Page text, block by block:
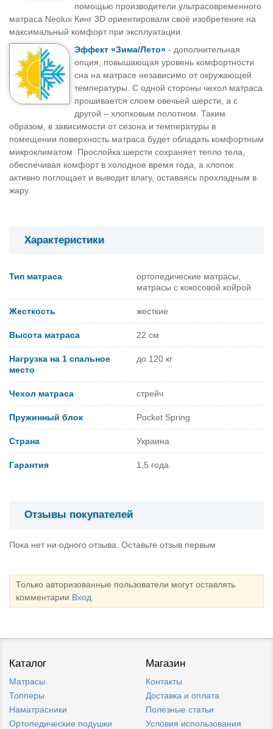
помощью производители ультрасовременного
матраса Neolux Кинг 3D ориентировали своё изобретение на
максимальный комфорт при эксплуатации.
Эффект «Зима/Лето» - дополнительная
опция, повышающая уровень комфортности
сна на матрасе независимо от окружающей
температуры. С одной стороны чехол матраса
прошивается слоем овечьей шерсти, а с
другой – хлопковым полотном. Таким
образом, в зависимости от сезона и температуры в
помещении поверхность матраса будет обладать комфортным
микроклиматом. Прослойка шерсти сохраняет тепло тела,
обеспечивая комфорт в холодное время года, а хлопок
активно поглощает и выводит влагу, оставаясь прохладным в
жару.
Характеристики
Тип матраса
ортопедические матрасы,
матрасы с кокосовой койрой
Жесткость жесткие
Высота матраса 22 см
Нагрузка на 1 спальное
место
до 120 кг
Чехол матраса стрейч
Пружинный блок Pocket Spring
Страна Украина
Гарантия 1,5 года
Отзывы покупателей
Пока нет ни одного отзыва. Оставьте отзыв первым
Только авторизованные пользователи могут оставлять
комментарии Вход
Каталог
Матрасы
Топперы
Наматрасники
Ортопедические подушки
Магазин
Контакты
Доставка и оплата
Полезные статьи
Условия использования